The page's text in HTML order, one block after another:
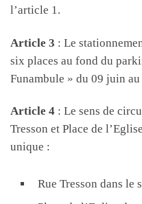
l’article 1.
Article 3 : Le
six places au fond du
Funambule » du 09 juin
Article 4 : Le sens de
Tresson et Place de
unique :
Rue Tresson dans le